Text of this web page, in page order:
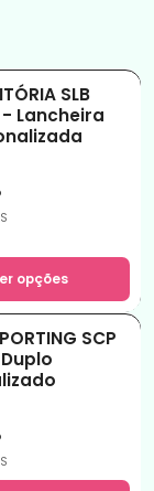
SLB
- Lancheira
opções
SCP